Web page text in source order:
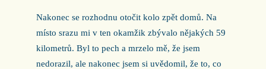
Nakonec se rozhodnu otočit kolo zpět domů. Na
místo srazu mi v ten okamžik zbývalo nějakých 59
kilometrů. Byl to pech a mrzelo mě, že jsem
nedorazil, ale nakonec jsem si uvědomil, že to, co